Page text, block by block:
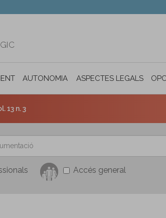
AUTONOMIA PERSONAL I INCLUSIÓ
ASPECTES LEGALS
13 n. 3
Accés general